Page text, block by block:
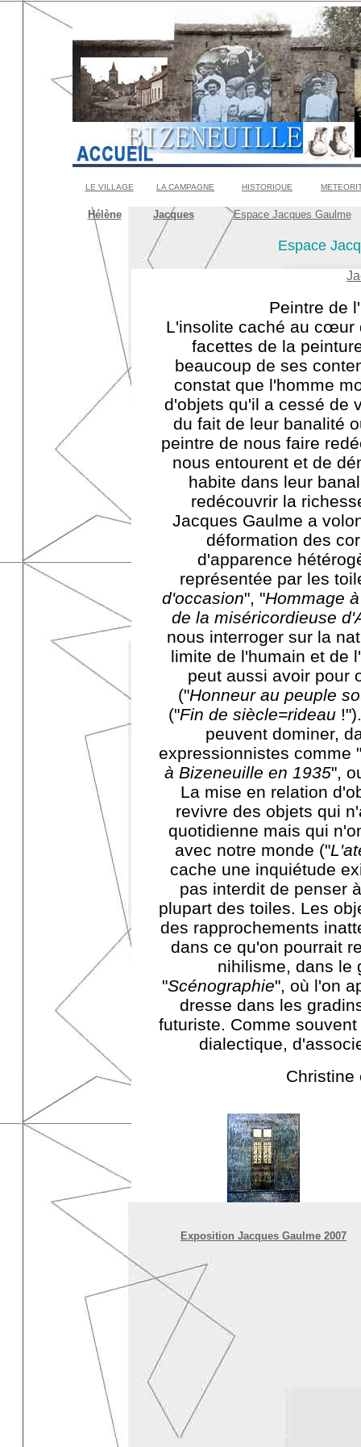
LE VILLAGE LA CAMPAGNE HISTORIQUE
Hélène Jacques Espace Jacques Gaulme
Espace
Peintre de
L'insolite caché au cœur
facettes de la
beaucoup de ses
constat que l'homme
d'objets qu'il a cessé de
du fait de leur banalité
peintre de nous faire
nous entourent et de
habite dans leur
redécouvrir la
Jacques Gaulme a
déformation des
d'apparence
représentée par les
d'occasion", "Hommage
de la miséricordieuse
nous interroger sur la
limite de l'humain et de
peut aussi avoir pour
("Honneur au peuple
("Fin de siècle=rideau
peuvent dominer,
expressionnistes comme "
à Bizeneuille en 1935",
La mise en relation
revivre des objets qui
quotidienne mais qui
avec notre monde ("
cache une inquiétude
pas interdit de penser
plupart des toiles. Les
des rapprochements
dans ce qu'on pourrait
nihilisme, dans le
"Scénographie", où l'on
dresse dans les
futuriste. Comme
dialectique,
Christine
Exposition Jacques Gaulme 2007